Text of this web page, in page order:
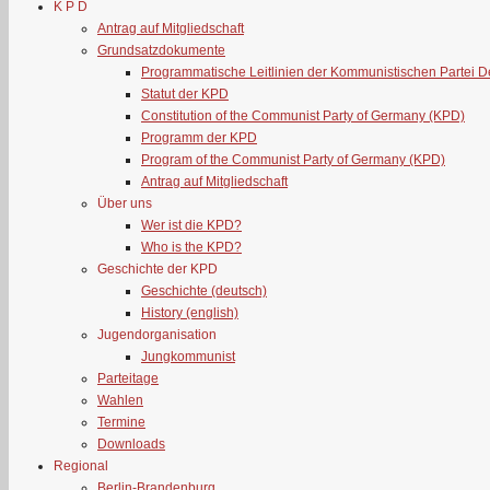
K P D
Antrag auf Mitgliedschaft
Grundsatzdokumente
Programmatische Leitlinien der Kommunistischen Partei
Statut der KPD
Constitution of the Communist Party of Germany (KPD)
Programm der KPD
Program of the Communist Party of Germany (KPD)
Antrag auf Mitgliedschaft
Über uns
Wer ist die KPD?
Who is the KPD?
Geschichte der KPD
Geschichte (deutsch)
History (english)
Jugendorganisation
Jungkommunist
Parteitage
Wahlen
Termine
Downloads
Regional